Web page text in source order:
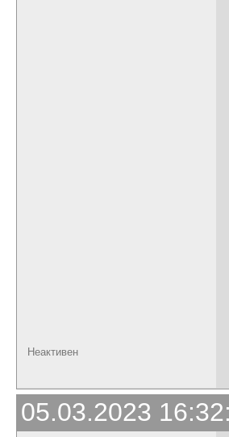
Неактивен
05.03.2023